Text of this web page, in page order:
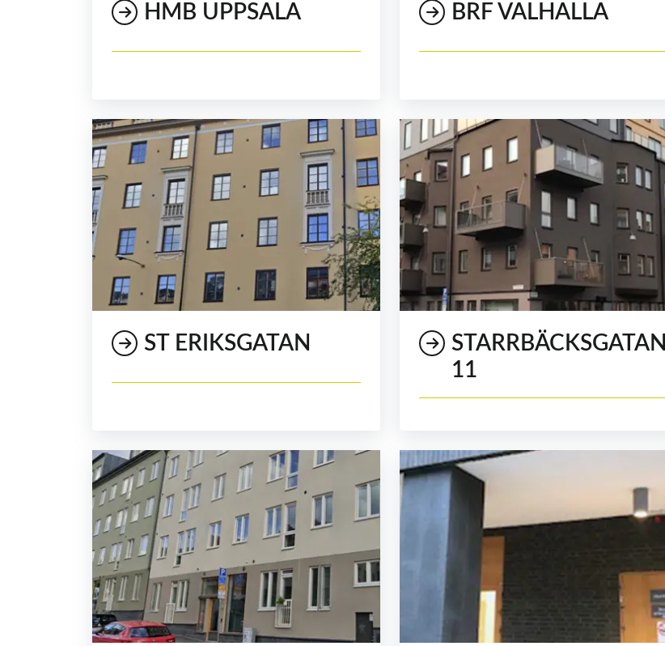
HMB UPPSALA BRF VALHALLA
ST ERIKSGATAN
STARRBÄCKSGATAN
11